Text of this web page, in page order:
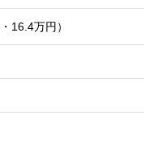
・ 16.4万円）